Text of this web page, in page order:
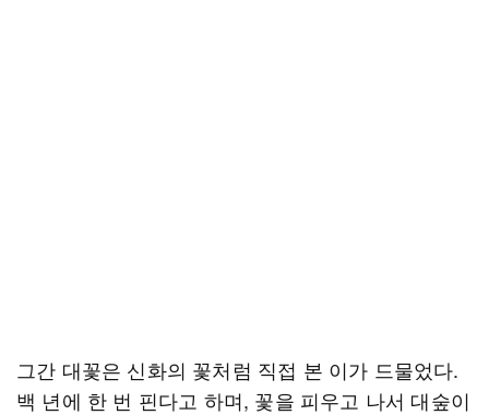
그간 대꽃은 신화의 꽃처럼 직접 본 이가 드물었다.
백 년에 한 번 핀다고 하며, 꽃을 피우고 나서 대숲이